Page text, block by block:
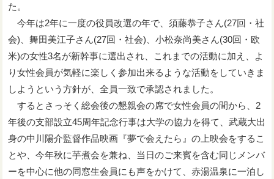
た。
今年は2年に一度の役員改選の年で、須藤恭子さん(27回・社
会)、舞田美江子さん(27回・社会)、小松奈尚美さん(30回・欧
米)の女性3名が新幹事に選出され、これまでの活動に加え、よ
り女性会員が気軽に楽しく参加出来るような活動をしていきま
しようという方針が、全員一致で承認されました。
するとさっそく総会後の懇親会の席で女性会員の間から、2
年後の支部設立45周年記念行事は大学の協力を得て、武蔵大出
身の中川陽介監督作品映画『夢で会えたら』の上映会をするこ
とや、今年秋に芋煮会を兼ね、当日のご来賓を含む同じメンバ
ーを中心に他の同窓生会員にも声をかけて、赤湯温泉に一泊し